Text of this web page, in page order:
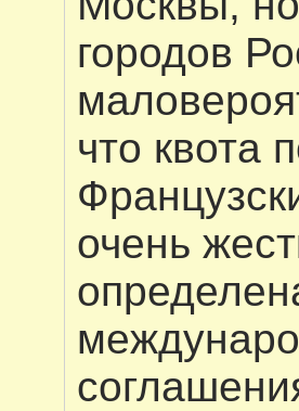
городов
что квота
очень